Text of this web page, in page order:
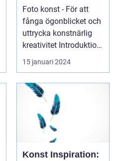
världen av
fotografi
Foto konst - För att
fånga ögonblicket och
uttrycka konstnärlig
kreativitet Introduktion:
[FÖR VIDE...
15 januari 2024
Konst Inspiration: